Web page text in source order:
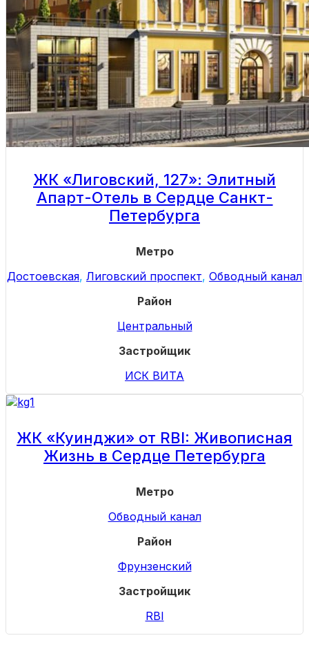
ЖК «Лиговский, 127»: Элитный
Апарт-Отель в Сердце Санкт-
Петербурга
Метро
Достоевская, Лиговский проспект, Обводный канал
Район
Центральный
Застройщик
ИСК ВИТА
ЖК «Куинджи» от RBI: Живописная
Жизнь в Сердце Петербурга
Метро
Обводный канал
Район
Фрунзенский
Застройщик
RBI